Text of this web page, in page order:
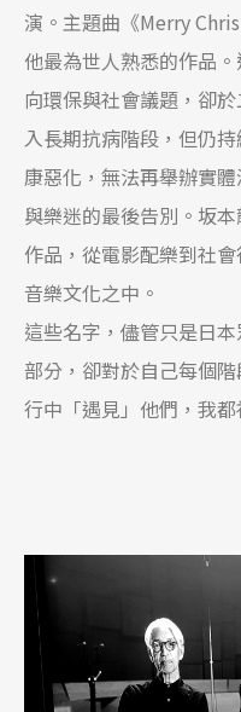
演。主題曲《Merry
他最為世人熟悉的作品
向環保與社會議題，卻
入長期抗病階段，但仍
康惡化，無法再舉辦實
與樂迷的最後告別。坂
作品，從電影配樂到社
音樂文化之中。
這些名字，儘管只是日
部分，卻對於自己每個
行中「遇見」他們，我都